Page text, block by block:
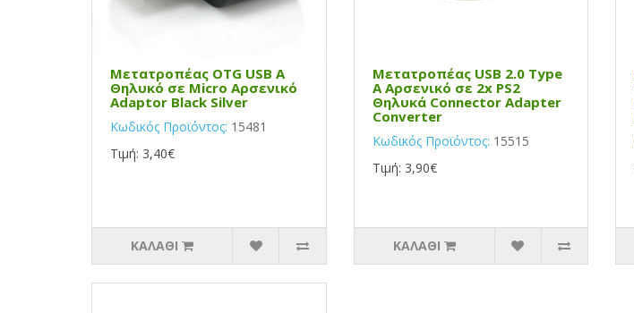
Μετατροπέας OTG USB Α
Θηλυκό σε Micro Αρσενικό
Adaptor Black Silver
Κωδικός Προϊόντος: 15481
Τιμή: 3,40€
ΚΑΛΆΘΙ
Μετατροπέας USB 2.0 Type
Α Αρσενικό σε 2x PS2
Θηλυκά Connector Adapter
Converter
Κωδικός Προϊόντος: 15515
Τιμή: 3,90€
ΚΑΛΆΘΙ